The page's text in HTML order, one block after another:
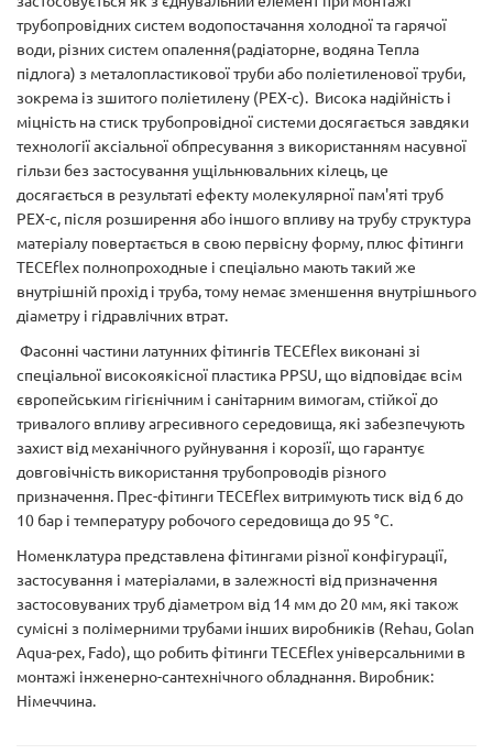
трубопровідних систем водопостачання холодної та гарячої
води, різних систем опалення(радіаторне, водяна Тепла
підлога) з металопластикової труби або поліетиленової труби,
зокрема із зшитого поліетилену (PEX-с). Висока надійність і
міцність на стиск трубопровідної системи досягається завдяки
технології аксіальної обпресування з використанням насувної
гільзи без застосування ущільнювальних кілець, це
досягається в результаті ефекту молекулярної пам'яті труб
PEX-с, після розширення або іншого впливу на трубу структура
матеріалу повертається в свою первісну форму, плюс фітинги
TECEflex полнопроходные і спеціально мають такий же
внутрішній прохід і труба, тому немає зменшення внутрішнього
діаметру і гідравлічних втрат.
Фасонні частини латунних фітингів TECEflex виконані зі
спеціальної високоякісної пластика PPSU, що відповідає всім
європейським гігієнічним і санітарним вимогам, стійкої до
тривалого впливу агресивного середовища, які забезпечують
захист від механічного руйнування і корозії, що гарантує
довговічність використання трубопроводів різного
призначення. Прес-фітинги TECEflex витримують тиск від 6 до
10 бар і температуру робочого середовища до 95 °С.
Номенклатура представлена фітингами різної конфігурації,
застосування і матеріалами, в залежності від призначення
застосовуваних труб діаметром від 14 мм до 20 мм, які також
сумісні з полімерними трубами інших виробників (Rehau, Golan
Aqua-pex, Fado), що робить фітинги TECEflex універсальними в
монтажі інженерно-сантехнічного обладнання. Виробник:
Німеччина.